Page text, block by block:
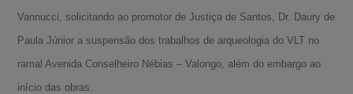
Vannucci, solicitando ao promotor de Justiça de Santos, Dr. Daury de
Paula Júnior a suspensão dos trabalhos de arqueologia do VLT no
ramal Avenida Conselheiro Nébias – Valongo, além do embargo ao
início das obras.